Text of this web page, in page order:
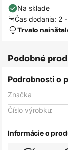
Na sklade
Čas dodania: 2
Trvalo
Podobné
Podrobnosti o
Značka
Číslo výrobku:
Informácie o